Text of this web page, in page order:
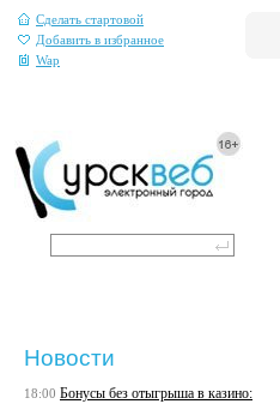
Сделать стартовой
Добавить в избранное
Wap
Новости
18:00 Бонусы без отыгрыша в казино: